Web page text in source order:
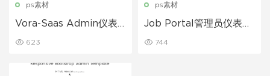
ps素材
Vora-Saas Admin仪表
623
ps素材
Job Portal管理员仪表板
744